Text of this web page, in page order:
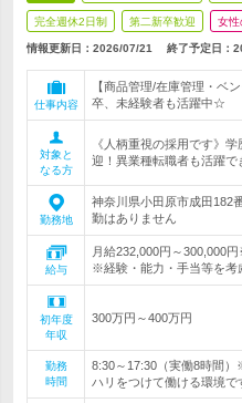
完全週休2日制 第二新卒歓迎 女性
情報更新日：2026/07/21 終了予定日：
仕事内容
【商品管理/在庫管理・ベ
卒、未経験者も活躍中☆
対象と
なる方
《人柄重視の採用です》
迎！異業種転職者も活躍で
勤務地
神奈川県小田原市成田
勤はありません
給与
月給232,000円～300,000
※経験・能力・手当等を
初年度
年収
300万円～400万円
勤務
時間
8:30～17:30（実働8時間
ハリをつけて働ける環境